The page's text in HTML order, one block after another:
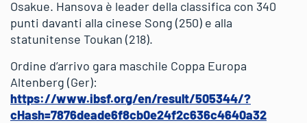
Osakue. Hansova è leader della classifica con 340
punti davanti alla cinese Song (250) e alla
statunitense Toukan (218).
Ordine d’arrivo gara maschile Coppa Europa
Altenberg (Ger):
https://www.ibsf.org/en/result/505344/?
cHash=7876deade6f8cb0e24f2c636c4640a32